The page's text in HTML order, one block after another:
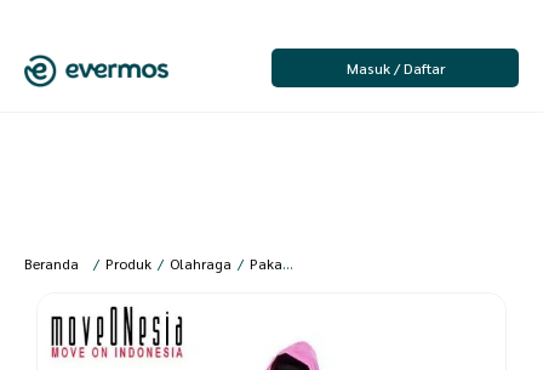
Masuk / Daftar
Beranda / Produk / Olahraga / Pakaian Olahraga